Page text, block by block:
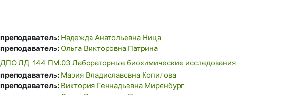
преподаватель: Надежда Анатольевна Ница
преподаватель: Ольга Викторовна Патрина
ДПО ЛД-144 ПМ.03 Лабораторные биохимические исследования
преподаватель: Мария Владиславовна Копилова
преподаватель: Виктория Геннадьевна Миренбург